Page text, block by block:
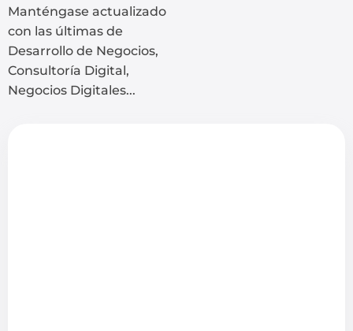
Manténgase actualizado
con las últimas de
Desarrollo de Negocios,
Consultoría Digital,
Negocios Digitales...